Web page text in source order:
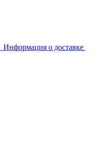
Информация о доставке